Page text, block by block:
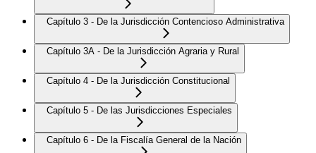
Capítulo 3 - De la Jurisdicción Contencioso Administrativa
Capítulo 3A - De la Jurisdicción Agraria y Rural
Capítulo 4 - De la Jurisdicción Constitucional
Capítulo 5 - De las Jurisdicciones Especiales
Capítulo 6 - De la Fiscalía General de la Nación